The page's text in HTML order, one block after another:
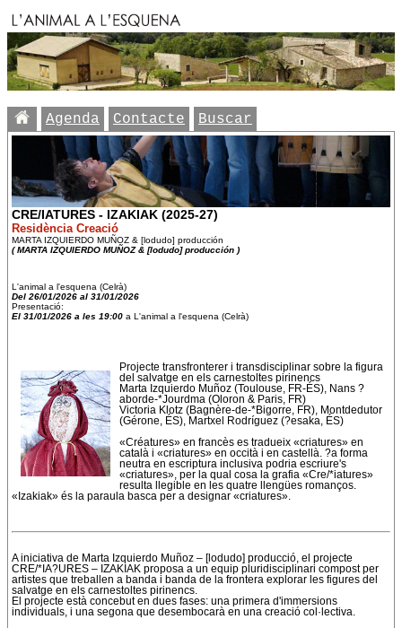
Agenda Contacte Buscar
CRE/IATURES - IZAKIAK (2025-27)
Residència Creació
MARTA IZQUIERDO MUÑOZ & [lodudo] producción
( MARTA IZQUIERDO MUÑOZ & [lodudo] producción )
L'animal a l'esquena (Celrà)
Del 26/01/2026 al 31/01/2026
Presentació:
El 31/01/2026 a les 19:00 a L'animal a l'esquena (Celrà)
Projecte transfronterer i transdisciplinar sobre la figura
del salvatge en els carnestoltes pirinencs
Marta Izquierdo Muñoz (Toulouse, FR-ÉS), Nans ?
aborde-*Jourdma (Oloron & Paris, FR)
Victoria Klotz (Bagnère-de-*Bigorre, FR), Montdedutor
(Gérone, ÉS), Martxel Rodríguez (?esaka, ÉS)
«Créatures» en francès es tradueix «criatures» en
català i «criatures» en occità i en castellà. ?a forma
neutra en escriptura inclusiva podria escriure's
«criatures», per la qual cosa la grafia «Cre/*iatures»
resulta llegible en les quatre llengües romanços.
«Izakiak» és la paraula basca per a designar «criatures».
A iniciativa de Marta Izquierdo Muñoz – [lodudo] producció, el projecte
CRE/*IA?URES – IZAKIAK proposa a un equip pluridisciplinari compost per
artistes que treballen a banda i banda de la frontera explorar les figures del
salvatge en els carnestoltes pirinencs.
El projecte està concebut en dues fases: una primera d'immersions
individuals, i una segona que desembocarà en una creació col·lectiva.